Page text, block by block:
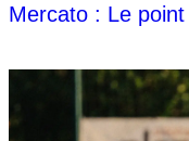
Mercato : Le